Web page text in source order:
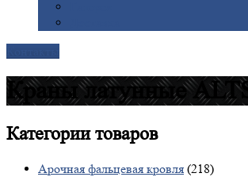
Краны латунные
Категориитоваров
Арочная фальцевая кровля (218)